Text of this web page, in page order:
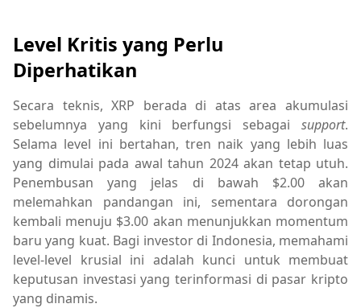
Level Kritis yang Perlu
Diperhatikan
Secara teknis, XRP berada di atas area akumulasi
sebelumnya yang kini berfungsi sebagai support.
Selama level ini bertahan, tren naik yang lebih luas
yang dimulai pada awal tahun 2024 akan tetap utuh.
Penembusan yang jelas di bawah $2.00 akan
melemahkan pandangan ini, sementara dorongan
kembali menuju $3.00 akan menunjukkan momentum
baru yang kuat. Bagi investor di Indonesia, memahami
level-level krusial ini adalah kunci untuk membuat
keputusan investasi yang terinformasi di pasar kripto
yang dinamis.